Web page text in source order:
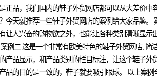
品，我们国内的鞋子外贸网店都可以从大差价
天就推荐一些鞋子外贸网店的案例给大家品鉴。
人兴奋的购物欲之外，也能让各种类别清晰显
二 这是一个非常有欧美特色的鞋子外贸网店, 简
品显示，和产品类别的栏目标注，让这个鞋子
的目的是一致的，鞋子就要吸引眼球。 以上案例